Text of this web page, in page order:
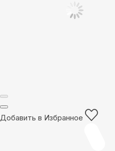
Добавить в Избранное